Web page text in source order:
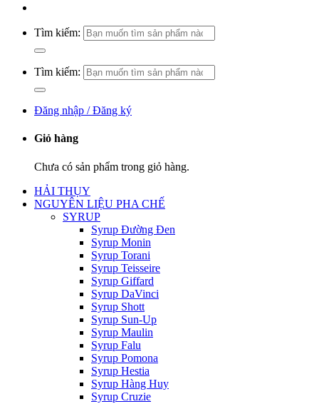
Tìm kiếm:
Tìm kiếm:
Đăng nhập / Đăng ký
Giỏ hàng
Chưa có sản phẩm trong giỏ hàng.
HẢI THỤY
NGUYÊN LIỆU PHA CHẾ
SYRUP
Syrup Đường Đen
Syrup Monin
Syrup Torani
Syrup Teisseire
Syrup Giffard
Syrup DaVinci
Syrup Shott
Syrup Sun-Up
Syrup Maulin
Syrup Falu
Syrup Pomona
Syrup Hestia
Syrup Hàng Huy
Syrup Cruzie